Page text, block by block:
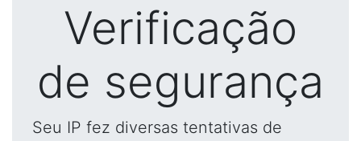
Verificação
de segurança
Seu IP fez diversas tentativas de